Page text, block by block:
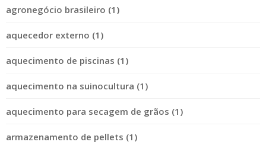
agronegócio brasileiro (1)
aquecedor externo (1)
aquecimento de piscinas (1)
aquecimento na suinocultura (1)
aquecimento para secagem de grãos (1)
armazenamento de pellets (1)